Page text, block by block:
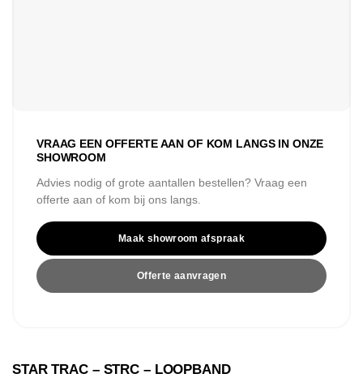
VRAAG EEN OFFERTE AAN OF KOM LANGS IN ONZE
SHOWROOM
Advies nodig of grote aantallen bestellen? Vraag een
offerte aan of kom bij ons langs.
Maak showroom afspraak
Offerte aanvragen
STAR TRAC – STRC – LOOPBAND